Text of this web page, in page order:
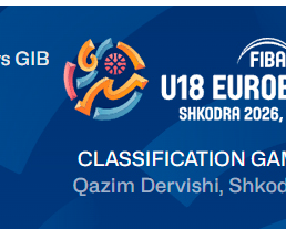
vs Gibraltar FIBA U18